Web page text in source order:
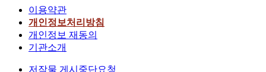
이용약관
개인정보처리방침
개인정보 재동의
기관소개
저작물 게시중단요청